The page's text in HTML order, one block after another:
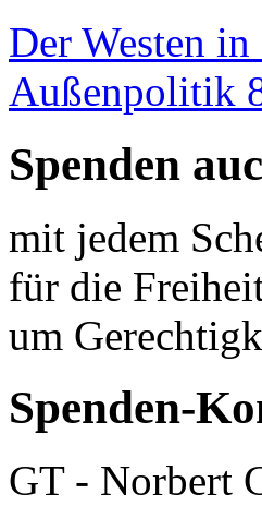
Der Westen
Außenpolitik
Spenden
mit jedem
für die
um
Spenden-
GT - Norbert